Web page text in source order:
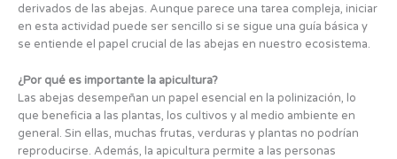
derivados de las abejas. Aunque parece una tarea compleja, iniciar
en esta actividad puede ser sencillo si se sigue una guía básica y
se entiende el papel crucial de las abejas en nuestro ecosistema.
¿Por qué es importante la apicultura?
Las abejas desempeñan un papel esencial en la polinización, lo
que beneficia a las plantas, los cultivos y al medio ambiente en
general. Sin ellas, muchas frutas, verduras y plantas no podrían
reproducirse. Además, la apicultura permite a las personas